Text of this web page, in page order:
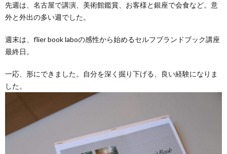
先週は、名古屋で講演、美術館鑑賞、お客様と銀座で会食など。意
外と外出の多い週でした。
週末は、flier book laboの感性から始めるセルフブランドブック講座
最終日。
一応、形にできました。自分を深く掘り下げる、良い経験になりま
した。